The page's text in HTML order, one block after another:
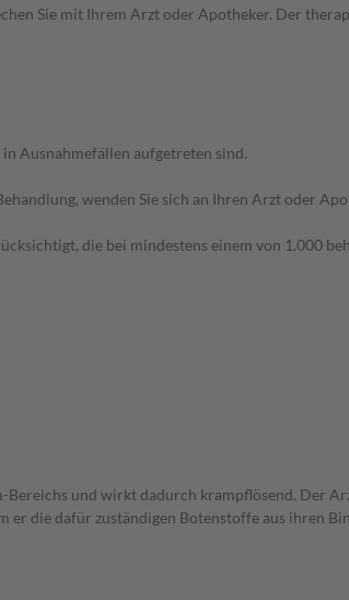
Sie mit Ihrem Arzt oder Apotheker. Der
Ausnahmefällen aufgetreten sind.
wenden Sie sich an Ihren Arzt oder
die bei mindestens einem von 1.000
und wirkt dadurch krampflösend. Der
er die dafür zuständigen Botenstoffe aus ihren